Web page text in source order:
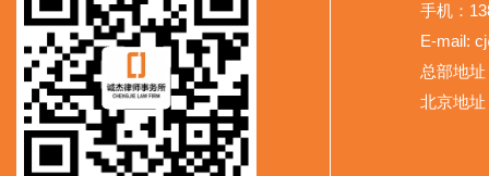
手机：
E-mail:
总部地
北京地